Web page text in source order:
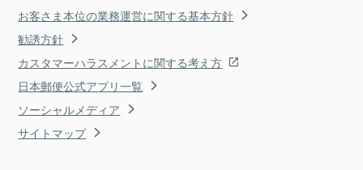
お客さま本位の業務運営に関する基本方針
勧誘方針
カスタマーハラスメントに関する考え方
日本郵便公式アプリ一覧
ソーシャルメディア
サイトマップ